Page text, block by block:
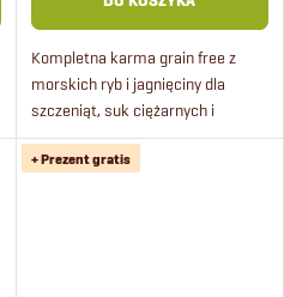
Kompletna karma grain free z
morskich ryb i jagnięciny dla
szczeniąt, suk ciężarnych i
karmiących wszystkich ras.
+ Prezent gratis